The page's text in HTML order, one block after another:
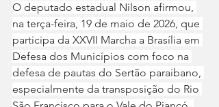
O deputado estadual Nilson afirmou,
na terça-feira, 19 de maio de 2026, que
participa da XXVII Marcha a Brasília em
Defesa dos Municípios com foco na
defesa de pautas do Sertão paraibano,
especialmente da transposição do Rio